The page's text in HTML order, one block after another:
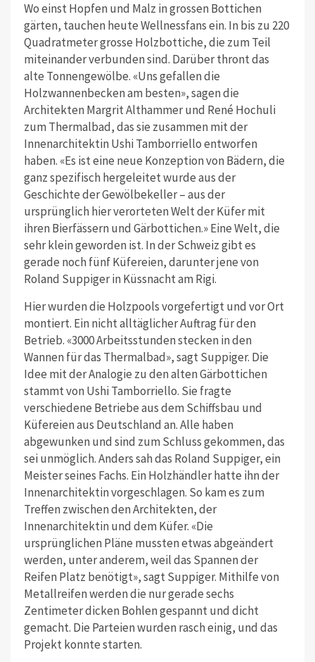
Wo einst Hopfen und Malz in grossen Bottichen
gärten, tauchen heute Wellnessfans ein. In bis zu 220
Quadratmeter grosse Holzbottiche, die zum Teil
miteinander verbunden sind. Darüber thront das
alte Tonnengewölbe. «Uns gefallen die
Holzwannenbecken am besten», sagen die
Architekten Margrit Althammer und René Hochuli
zum Thermalbad, das sie zusammen mit der
Innenarchitektin Ushi Tamborriello entworfen
haben. «Es ist eine neue Konzeption von Bädern, die
ganz spezifisch hergeleitet wurde aus der
Geschichte der Gewölbekeller – aus der
ursprünglich hier verorteten Welt der Küfer mit
ihren Bierfässern und Gärbottichen.» Eine Welt, die
sehr klein geworden ist. In der Schweiz gibt es
gerade noch fünf Küfereien, darunter jene von
Roland Suppiger in Küssnacht am Rigi.
Hier wurden die Holzpools vorgefertigt und vor Ort
montiert. Ein nicht alltäglicher Auftrag für den
Betrieb. «3000 Arbeitsstunden stecken in den
Wannen für das Thermalbad», sagt Suppiger. Die
Idee mit der Analogie zu den alten Gärbottichen
stammt von Ushi Tamborriello. Sie fragte
verschiedene Betriebe aus dem Schiffsbau und
Küfereien aus Deutschland an. Alle haben
abgewunken und sind zum Schluss gekommen, das
sei unmöglich. Anders sah das Roland Suppiger, ein
Meister seines Fachs. Ein Holzhändler hatte ihn der
Innenarchitektin vorgeschlagen. So kam es zum
Treffen zwischen den Architekten, der
Innenarchitektin und dem Küfer. «Die
ursprünglichen Pläne mussten etwas abgeändert
werden, unter anderem, weil das Spannen der
Reifen Platz benötigt», sagt Suppiger. Mithilfe von
Metallreifen werden die nur gerade sechs
Zentimeter dicken Bohlen gespannt und dicht
gemacht. Die Parteien wurden rasch einig, und das
Projekt konnte starten.